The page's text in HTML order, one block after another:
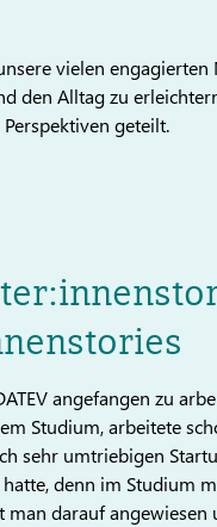
vielen
den Alltag zu
geteilt.
angefangen zu
Studium, arbeitete
sehr umtriebigen
denn im Studium
darauf